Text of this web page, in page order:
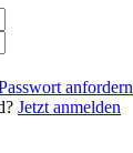
anfordern
Jetzt anmelden